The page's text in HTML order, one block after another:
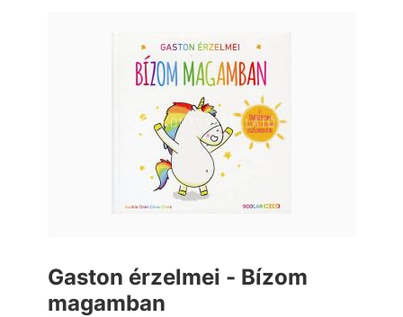
Gaston érzelmei - Bízom
magamban